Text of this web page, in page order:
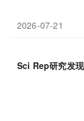
2026-07-21
Sci Rep研究发